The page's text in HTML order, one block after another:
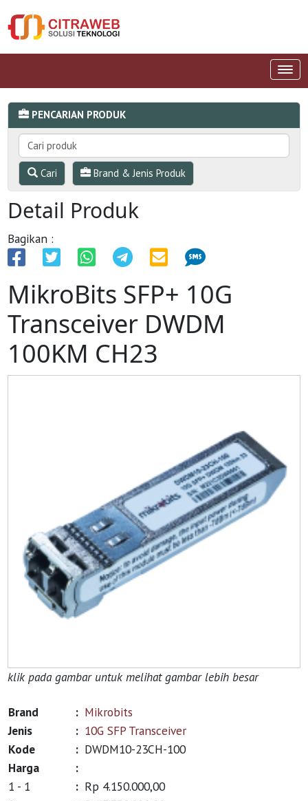
PENCARIAN PRODUK
Cari Brand & Jenis Produk
Detail Produk
Bagikan :
MikroBits SFP+ 10G
Transceiver DWDM
100KM CH23
klik pada gambar untuk melihat gambar lebih besar
Brand : Mikrobits
Jenis
: 10G SFP Transceiver
Kode
: DWDM10-23CH-100
Harga
:
1 - 1
: Rp 4.150.000,00